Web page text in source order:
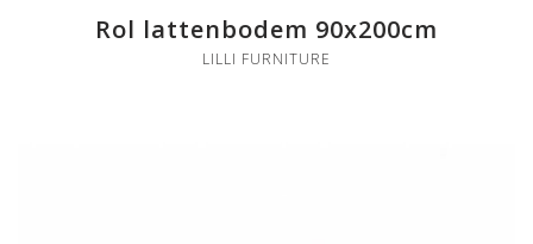
Rol lattenbodem 90x200cm
LILLI FURNITURE